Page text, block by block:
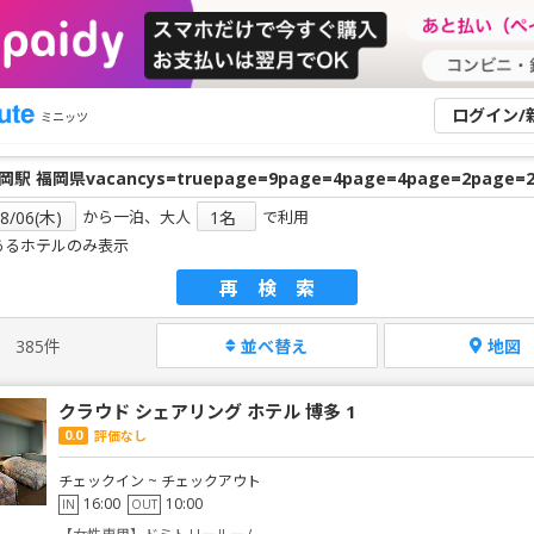
ミニッツ ログイン/
から一泊、大人
で利用
るホテルのみ表示
再検索
385件 並べ替え 地図
クラウド シェアリング ホテル 博多 1
0.0 評価なし
チェックイン ~ チェックアウト
IN 16:00 OUT 10:00